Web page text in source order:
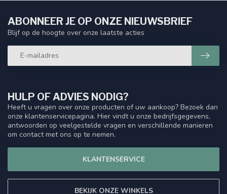
HULP OF ADVIES NODIG?
Heeft u vragen over onze producten of uw aankoop? Bezoek dan
onze klantenservicepagina. Hier vindt u onze bedrijfsgegevens,
antwoorden op veelgestelde vragen en verschillende manieren
om contact met ons op te nemen.
KLANTENSERVICE
BEKIJK ONZE WINKELS
ABONNEER JE OP ONZE NIEUWSBRIEF
Blijf op de hoogte over onze laatste acties